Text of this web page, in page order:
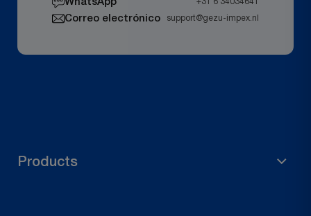
+31 6 34034641
Correo electrónico support@gezu-impex.nl
Products